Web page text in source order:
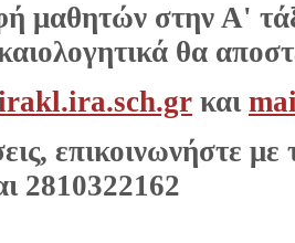
μαθητών στην Α'
θα
και
επικοινωνήστε
2810322162